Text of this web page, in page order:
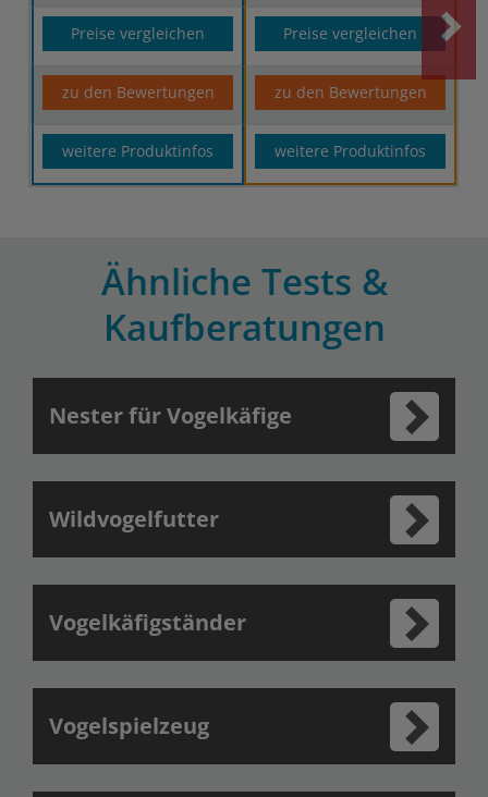
Preise vergleichen Preise vergleichen
zu den Bewertungen zu den Bewertungen
weitere Produktinfos weitere Produktinfos
Ähnliche Tests &
Kaufberatungen
Nester für Vogelkäfige
Wildvogelfutter
Vogelkäfigständer
Vogelspielzeug